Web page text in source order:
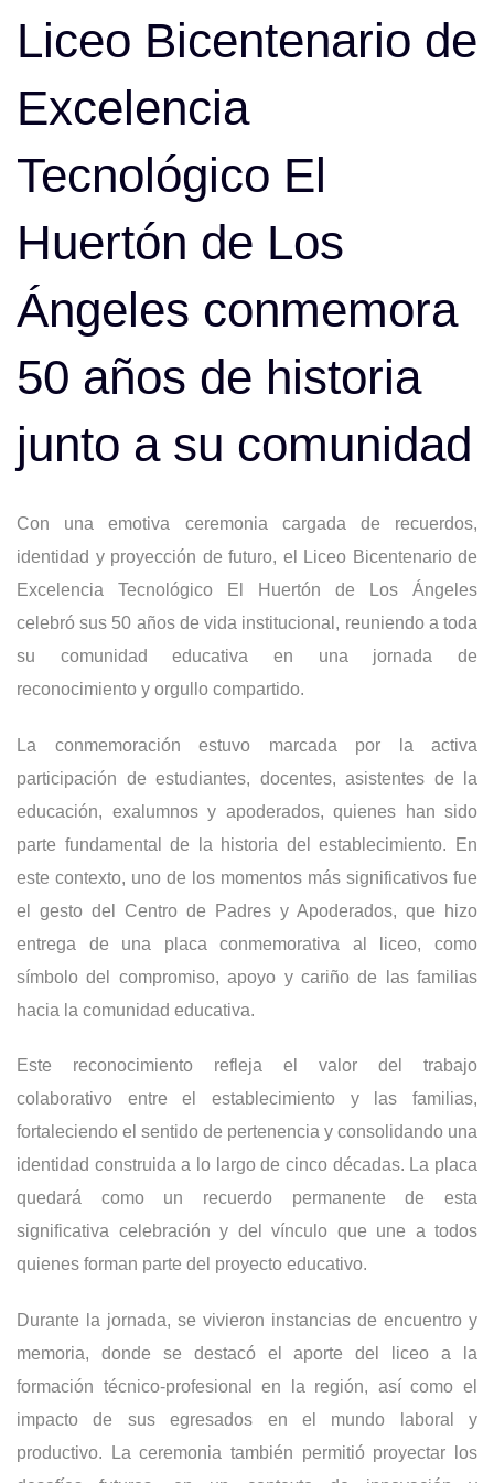
Liceo Bicentenario de
Excelencia
Tecnológico El
Huertón de Los
Ángeles conmemora
50 años de historia
junto a su comunidad
Con una emotiva ceremonia cargada de recuerdos,
identidad y proyección de futuro, el Liceo Bicentenario de
Excelencia Tecnológico El Huertón de Los Ángeles
celebró sus 50 años de vida institucional, reuniendo a toda
su comunidad educativa en una jornada de
reconocimiento y orgullo compartido.
La conmemoración estuvo marcada por la activa
participación de estudiantes, docentes, asistentes de la
educación, exalumnos y apoderados, quienes han sido
parte fundamental de la historia del establecimiento. En
este contexto, uno de los momentos más significativos fue
el gesto del Centro de Padres y Apoderados, que hizo
entrega de una placa conmemorativa al liceo, como
símbolo del compromiso, apoyo y cariño de las familias
hacia la comunidad educativa.
Este reconocimiento refleja el valor del trabajo
colaborativo entre el establecimiento y las familias,
fortaleciendo el sentido de pertenencia y consolidando una
identidad construida a lo largo de cinco décadas. La placa
quedará como un recuerdo permanente de esta
significativa celebración y del vínculo que une a todos
quienes forman parte del proyecto educativo.
Durante la jornada, se vivieron instancias de encuentro y
memoria, donde se destacó el aporte del liceo a la
formación técnico-profesional en la región, así como el
impacto de sus egresados en el mundo laboral y
productivo. La ceremonia también permitió proyectar los
navigation